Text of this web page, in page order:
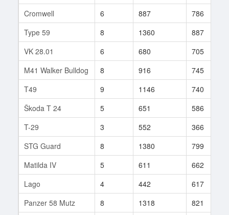
Cromwell
6 887 786
Type 59
8 1360 887
VK 28.01
6 680 705
M41 Walker Bulldog
8 916 745
T49
9 1146 740
Škoda T 24
5 651 586
T-29
3 552 366
STG Guard
8 1380 799
Matilda IV
5 611 662
Lago
4 442 617
Panzer 58 Mutz
8 1318 821